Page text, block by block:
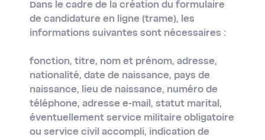
Dans le cadre de la création du formulaire
de candidature en ligne (trame), les
informations suivantes sont nécessaires :
fonction, titre, nom et prénom, adresse,
nationalité, date de naissance, pays de
naissance, lieu de naissance, numéro de
téléphone, adresse e-mail, statut marital,
éventuellement service militaire obligatoire
ou service civil accompli, indication de